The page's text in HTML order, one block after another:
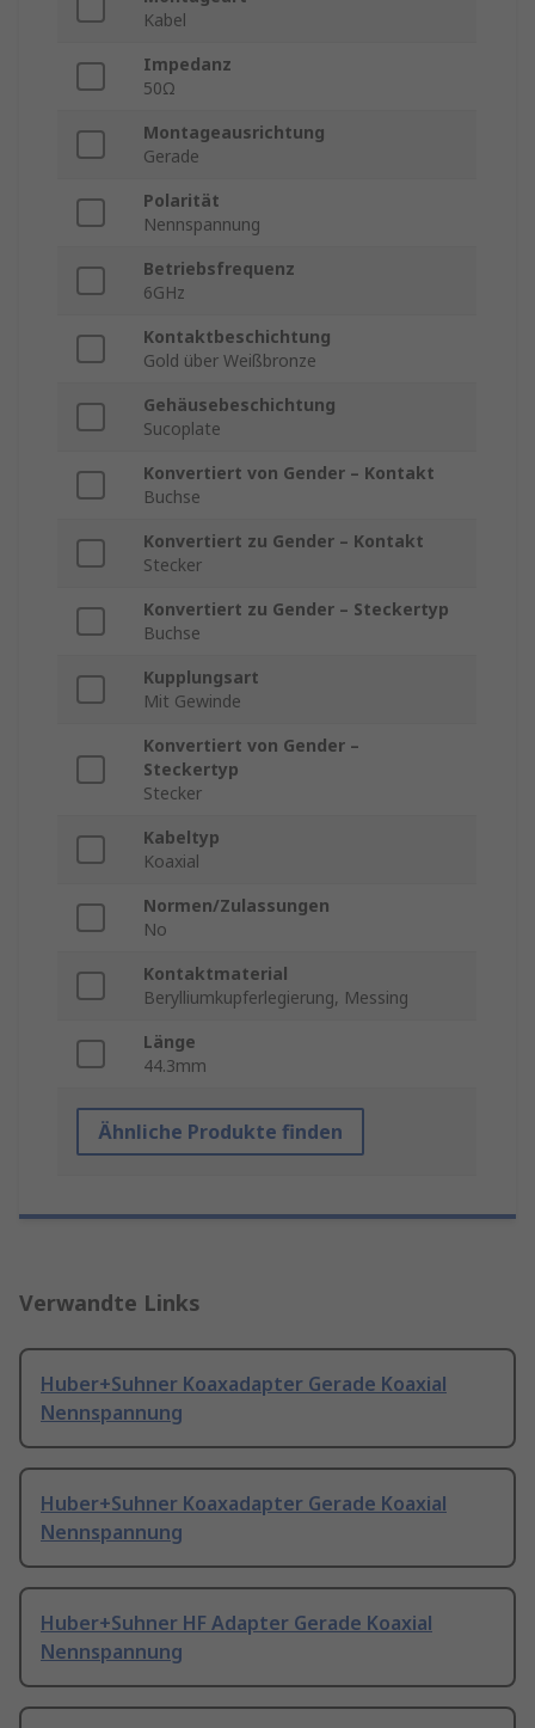
Kabel
Impedanz
50Ω
Montageausrichtung
Gerade
Polarität
Nennspannung
Betriebsfrequenz
6GHz
Kontaktbeschichtung
Gold über Weißbronze
Gehäusebeschichtung
Sucoplate
Konvertiert von Gender – Kontakt
Buchse
Konvertiert zu Gender – Kontakt
Stecker
Konvertiert zu Gender – Steckertyp
Buchse
Kupplungsart
Mit Gewinde
Konvertiert von Gender –
Steckertyp
Stecker
Kabeltyp
Koaxial
Normen/Zulassungen
No
Kontaktmaterial
Berylliumkupferlegierung, Messing
Länge
44.3mm
Ähnliche Produkte finden
Verwandte Links
Huber+Suhner Koaxadapter Gerade Koaxial
Nennspannung
Huber+Suhner Koaxadapter Gerade Koaxial
Nennspannung
Huber+Suhner HF Adapter Gerade Koaxial
Nennspannung